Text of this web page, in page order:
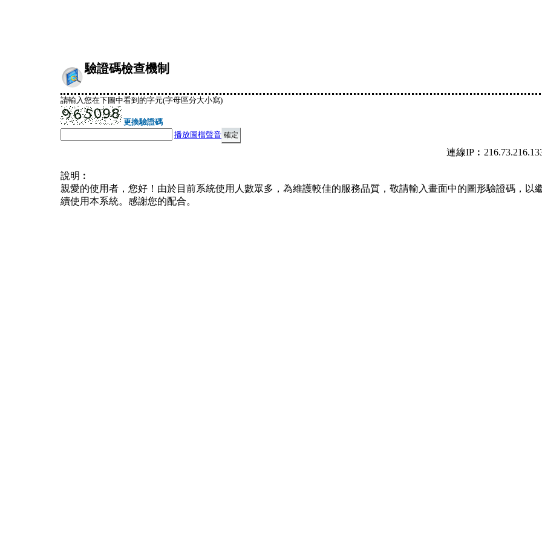
驗證碼檢查機制
請輸入您在下圖中看到的字元(字母區分大小寫)
更換驗證碼
播放圖檔聲音
連線
說明︰
親愛的使用者，您好！由於目前系統使用人數眾多，為維護較佳的服務品質，敬請輸入畫面中的圖形驗證碼，以
續使用本系統。感謝您的配合。